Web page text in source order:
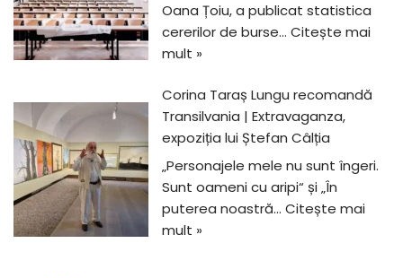
Oana Țoiu, a publicat statistica
cererilor de burse… Citește mai
mult »
Corina Taraș Lungu recomandă
Transilvania | Extravaganza,
expoziția lui Ștefan Câlția
„Personajele mele nu sunt îngeri.
Sunt oameni cu aripi“ și „În
puterea noastră… Citește mai
mult »